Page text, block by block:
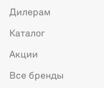
Дилерам
Каталог
Акции
Все бренды